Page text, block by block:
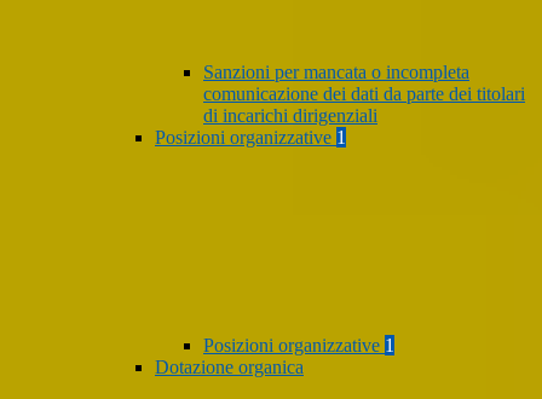
Sanzioni per mancata o incompleta
comunicazione dei dati da parte dei titolari
di incarichi dirigenziali
Posizioni organizzative 1
Posizioni organizzative 1
Dotazione organica